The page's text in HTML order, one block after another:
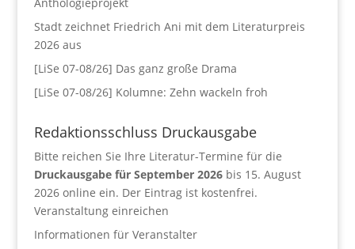
Stadt zeichnet Friedrich Ani mit dem Literaturpreis
2026 aus
[LiSe 07-08/26] Das ganz große Drama
[LiSe 07-08/26] Kolumne: Zehn wackeln froh
Redaktionsschluss Druckausgabe
Bitte reichen Sie Ihre Literatur-Termine für die
Druckausgabe für September 2026bis 15. August
2026 online ein. Der Eintrag ist kostenfrei.
Veranstaltung einreichen
Informationen für Veranstalter